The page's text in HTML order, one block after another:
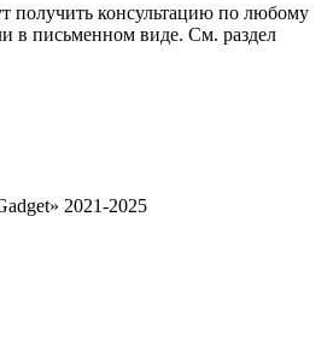
получить консультацию по любому
в письменном виде. См. раздел
2021-2025